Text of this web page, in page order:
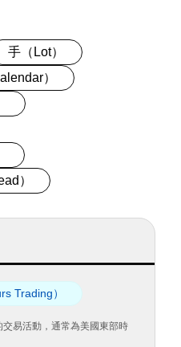
手（Lot）
）
）
Trading）
易活動，通常為美國東部時